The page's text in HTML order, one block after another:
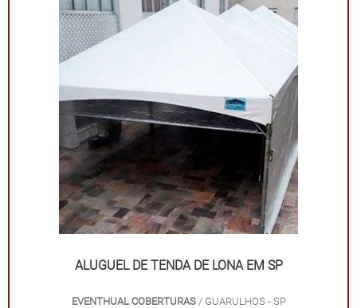
ALUGUEL DE TENDA DE LONA EM SP
EVENTHUAL COBERTURAS / GUARULHOS - SP